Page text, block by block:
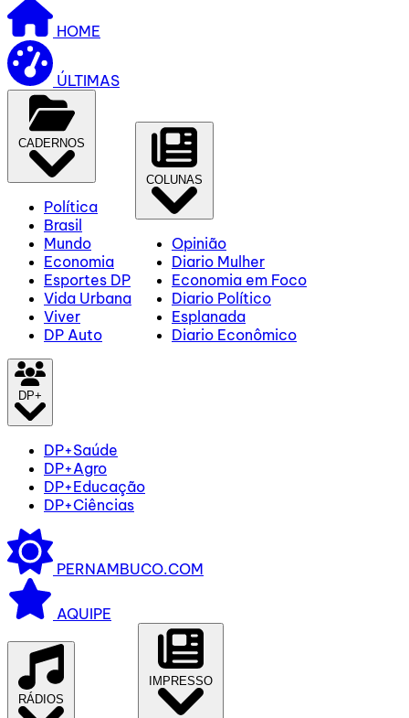
HOME
ÚLTIMAS
CADERNOS
Política
Brasil
Mundo
Economia
Esportes DP
Vida Urbana
Viver
DP Auto
COLUNAS
Opinião
Diario Mulher
Economia em Foco
Diario Político
Esplanada
Diario Econômico
DP+
DP+Saúde
DP+Agro
DP+Educação
DP+Ciências
PERNAMBUCO.COM
AQUIPE
RÁDIOS
IMPRESSO